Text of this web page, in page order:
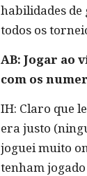
habilidades de
todos os
AB: Jogar ao
com os
IH: Claro que
era justo
joguei muito
tenham